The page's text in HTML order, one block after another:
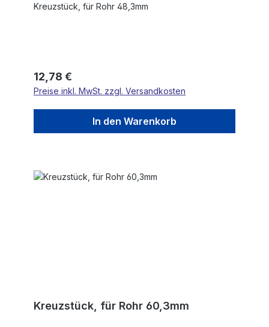
Kreuzstück, für Rohr 48,3mm
Regulärer Preis:
12,78 €
Preise inkl. MwSt. zzgl. Versandkosten
In den Warenkorb
Kreuzstück, für Rohr 60,3mm